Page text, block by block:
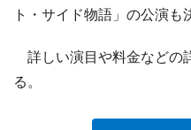
ト・サイド物語」の公演も
詳しい演目や料金などの
る。